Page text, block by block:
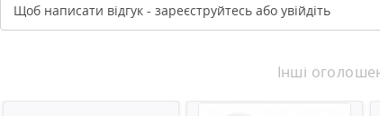
Щоб написати відгук - зареєструйтесь або увійдіть
Інші